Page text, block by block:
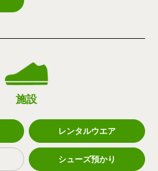
施設
レンタルウエア
シューズ預かり